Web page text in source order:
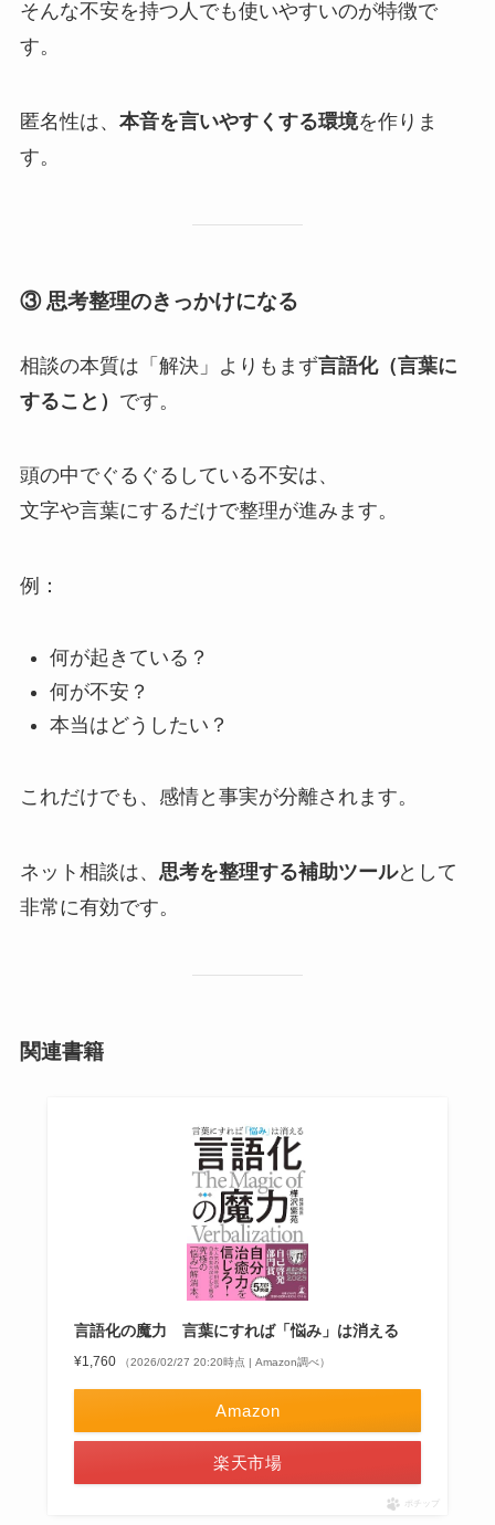
そんな不安を持つ人でも使いやすいのが特徴で
す。
匿名性は、 本音を言いやすくする環境を作りま
す。
③ 思考整理のきっかけになる
相談の本質は「解決」よりもまず言語化（言葉に
すること） です。
頭の中でぐるぐるしている不安は、
文字や言葉にするだけで整理が進みます。
例：
何が起きている？
何が不安？
本当はどうしたい？
これだけでも、感情と事実が分離されます。
ネット相談は、 思考を整理する補助ツールとして
非常に有効です。
関連書籍
言語化の魔力 言葉にすれば「悩み」は消える
¥1,760 （2026/02/27 20:20時点 | Amazon調べ）
Amazon
楽天市場
ポチップ